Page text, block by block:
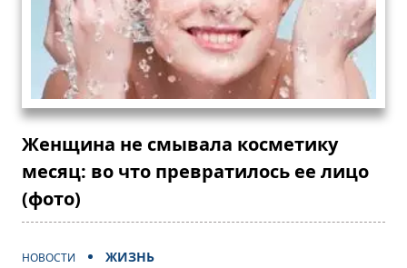
Женщина не смывала косметику
месяц: во что превратилось ее лицо
(фото)
НОВОСТИ ЖИЗНЬ